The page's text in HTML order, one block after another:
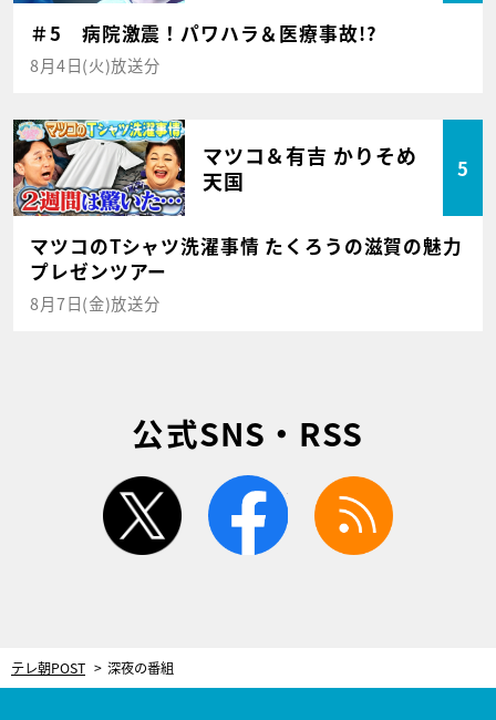
＃5 病院激震！パワハラ＆医療事故!?
8月4日(火)放送分
マツコ＆有吉 かりそめ
天国
5
マツコのTシャツ洗濯事情 たくろうの滋賀の魅力
プレゼンツアー
8月7日(金)放送分
公式SNS・RSS
twitter facebook
テレ朝POST 深夜の番組